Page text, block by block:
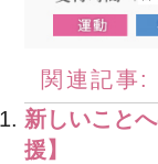
関連記事:
新しいこと
援】